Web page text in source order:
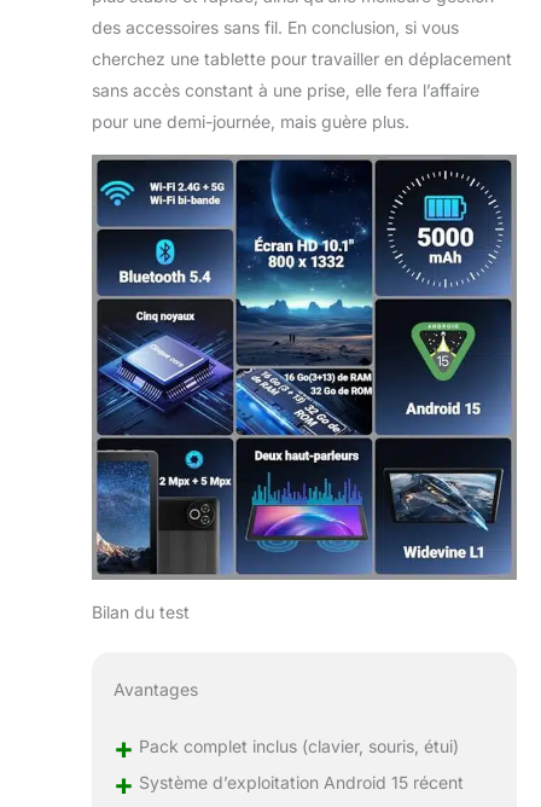
écoénergétique,
cette tablette offre
jusqu'à 3 jours
d'autonomie en
veille et jusqu'à 5
d'utilisation
combinée – idéale
pour lire, regarder
des vidéos ou
naviguer sur
Internet. Grâce à
son port de
chargement USB-
C pratique, cette
tablette est le
compagnon idéal
pour le
divertissement et
le travail !
Chargez-la
pendant au moins
30 minutes avant
5.4】Cette
tablette Android
des accessoires sans fil. En conclusion, si vous
cherchez une tablette pour travailler en déplacement
sans accès constant à une prise, elle fera l’affaire
pour une demi-journée, mais guère plus.
Bilan du test
Avantages
+ Pack complet inclus (clavier, souris, étui)
+ Système d’exploitation Android 15 récent